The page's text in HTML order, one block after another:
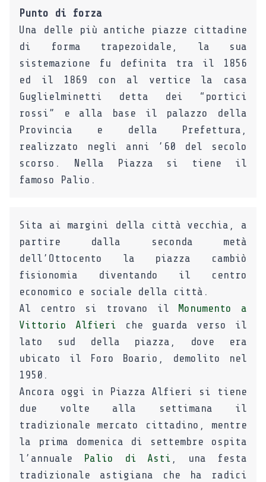
Punto di forza
Una delle più antiche piazze cittadine
di forma trapezoidale, la sua
sistemazione fu definita tra il 1856
ed il 1869 con al vertice la casa
Guglielminetti detta dei “portici
rossi” e alla base il palazzo della
Provincia e della Prefettura,
realizzato negli anni ’60 del secolo
scorso. Nella Piazza si tiene il
famoso Palio.
Sita ai margini della città vecchia, a
partire dalla seconda metà
dell’Ottocento la piazza cambiò
fisionomia diventando il centro
economico e sociale della città.
Al centro si trovano il Monumento a
Vittorio Alfieri che guarda verso il
lato sud della piazza, dove era
ubicato il Foro Boario, demolito nel
1950.
Ancora oggi in Piazza Alfieri si tiene
due volte alla settimana il
tradizionale mercato cittadino, mentre
la prima domenica di settembre ospita
l’annuale
Palio di Asti , una festa
tradizionale astigiana che ha radici